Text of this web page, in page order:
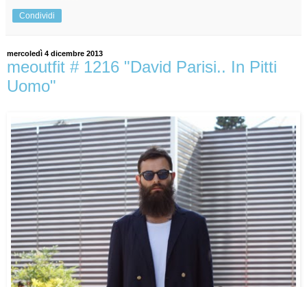
Condividi
mercoledì 4 dicembre 2013
meoutfit # 1216 "David Parisi.. In Pitti
Uomo"